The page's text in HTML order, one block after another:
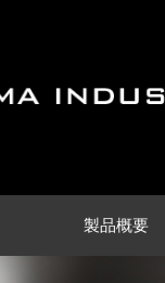
製品概要